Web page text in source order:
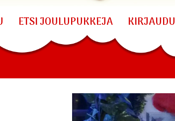
ETSI JOULUPUKKEJA KIRJAUDU